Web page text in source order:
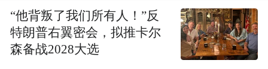
“他背叛了我们所有人！”反
特朗普右翼密会，拟推卡尔
森备战2028大选